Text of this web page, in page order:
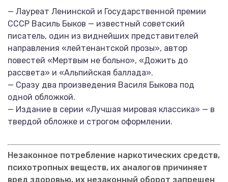
— Лауреат Ленинской и Государственной премии
СССР Василь Быков — известный советский
писатель, один из виднейших представителей
направления «лейтенантской прозы», автор
повестей «Мертвым не больно», «Дожить до
рассвета» и «Альпийская баллада».
— Сразу два произведения Василя Быкова под
одной обложкой.
— Издание в серии «Лучшая мировая классика» — в
твердой обложке и строгом оформлении.
Незаконное потребление наркотических средств,
психотропных веществ, их аналогов причиняет
вред здоровью, их незаконный оборот запрещен